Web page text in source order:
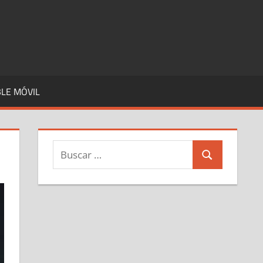
MÓVIL
Buscar:
Buscar